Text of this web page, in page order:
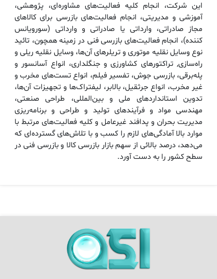
این شرکت، انجام كلیه فعالیت‌های مشاوره‌ای، پژوهشی،
آموزشی و مدیریتی، انجام فعالیت‌های بازرسی برای کالاهای
مجاز صادراتی، وارداتی یا صادراتی و وارداتی (سورویانس
کننده)، انجام فعالیت‌های بازرسی فنی در زمینه همچون، تائید
نوع وسایل نقلیه موتوری و تریلرهای آن‌ها، وسایل نقلیه ریلی و
راه‌سازی, تراكتورهای كشاورزی و جنگلداری، انواع آسانسور و
پله‌برقی، بازرسی جوش، تفسیر فیلم، انواع تست‌های مخرب و
غیر مخرب، انواع جرثقیل، بالابر، لیفتراک‌ها و تجهیزات آن‌ها،
تدوین استانداردهای ملی و بین‌المللی، طراحی صنعتی،
مهندسی مواد و فرآیندهای تولید و طراحی و برنامه‌ریزی
مدیریت بحران و پدافند غیرعامل و کلیه فعالیت‌های مرتبط با
موارد بالا آمادگی‌های لازم را کسب و با تلاش‌های گسترده‌ای كه
می‌دهد، درصد بالائی از سهم بازار بازرسی کالا و بازرسی فنی در
سطح کشور را به دست آورد.